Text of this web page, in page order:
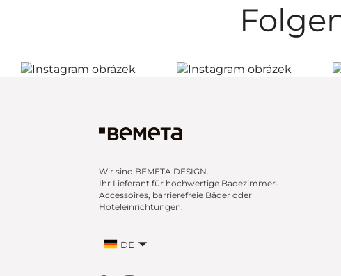
Wir sind BEMETA DESIGN.
Ihr Lieferant für hochwertige Badezimmer-
Accessoires, barrierefreie Bäder oder
Hoteleinrichtungen.
DE